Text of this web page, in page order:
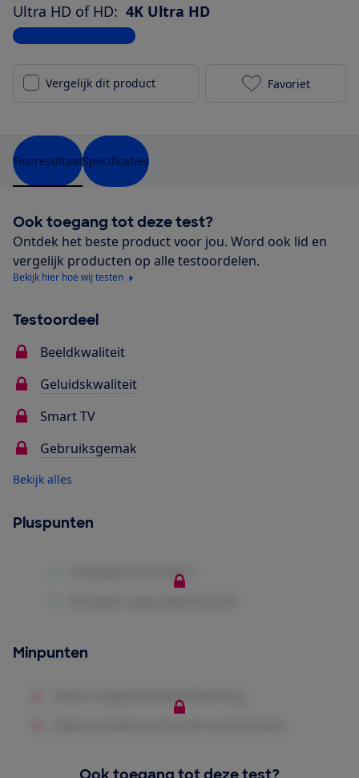
Ultra HD of HD: 4K Ultra HD
Bekijk alle specificaties
Vergelijk dit product Samsung
Favoriet
TestresultaatSpecificaties
Ook toegang tot deze test?
Ontdek het beste product voor jou. Word ook lid en
vergelijk producten op alle testoordelen.
Bekijk hier hoe wij testen
Testoordeel
Beeldkwaliteit
Geluidskwaliteit
Smart TV
Gebruiksgemak
Bekijk alles
Pluspunten
Minpunten